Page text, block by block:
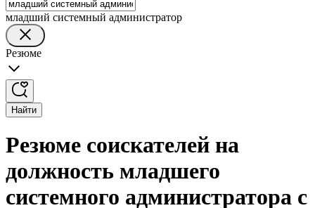
младший системный администратор
Резюме
Найти
Резюме соискателей на
должность младшего
системного администратора с